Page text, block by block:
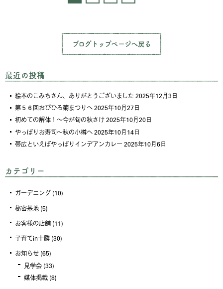
ブログトップページへ戻る
最近の投稿
絵本のこみちさん、ありがとうございました 2025年12月3日
第５６回おびひろ菊まつりへ2025年10月27日
初めての解体！～今が旬の秋さけ2025年10月20日
やっぱりお寿司～秋の小樽へ2025年10月14日
帯広といえばやっぱりインデアンカレー2025年10月6日
カテゴリー
ガーデニング (10)
秘密基地 (5)
お客様の店舗 (11)
子育てin十勝 (30)
お知らせ (65)
見学会 (33)
媒体掲載 (8)